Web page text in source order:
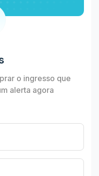
o ingresso que
alerta agora